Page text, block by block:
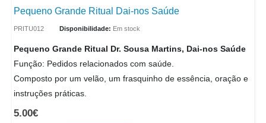
Pequeno Grande Ritual Dai-nos Saúde
PRITU012 Disponibilidade: Em stock
Pequeno Grande Ritual Dr. Sousa Martins, Dai-nos Saúde
Função: Pedidos relacionados com saúde.
Composto por um velão, um frasquinho de essência, oração e
instruções práticas.
5.00€